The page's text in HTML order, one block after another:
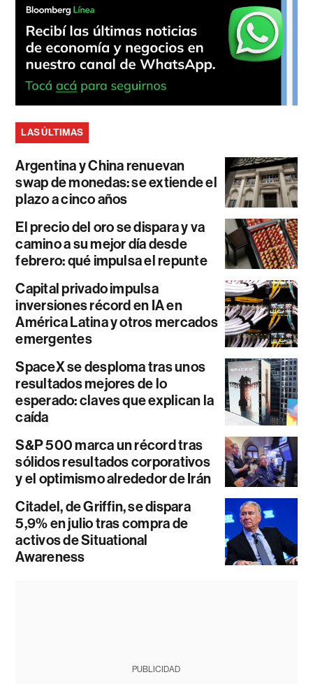
LAS ÚLTIMAS
Argentina y China renuevan
swap de monedas: se extiende el
plazo a cinco años
El precio del oro se dispara y va
camino a su mejor día desde
febrero: qué impulsa el repunte
Capital privado impulsa
inversiones récord en IA en
América Latina y otros mercados
emergentes
SpaceX se desploma tras unos
resultados mejores de lo
esperado: claves que explican la
caída
S&P 500 marca un récord tras
sólidos resultados corporativos
y el optimismo alrededor de Irán
Citadel, de Griffin, se dispara
5,9% en julio tras compra de
activos de Situational
Awareness
PUBLICIDAD